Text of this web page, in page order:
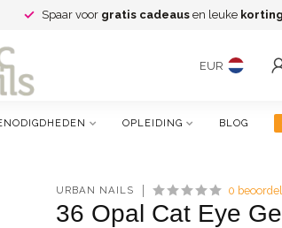
Spaar voor gratis cadeaus en leuke
EUR
OPLEIDING BLOG
URBAN NAILS 0
36 Opal Cat Eye